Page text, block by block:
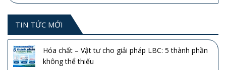
TIN TỨC MỚI
Hóa chất – Vật tư cho giải pháp LBC: 5 thành phần
không thể thiếu